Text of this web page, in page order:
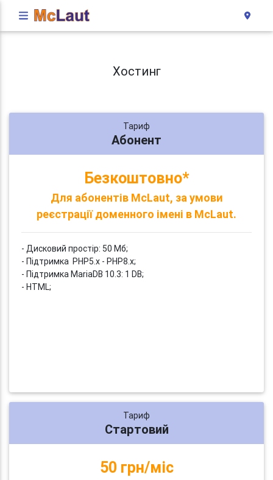
Хостинг
Тариф
Абонент
Безкоштовно*
Для абонентів McLaut, за умови
реєстрації доменного імені в McLaut.
- Дисковий простір: 50 Мб;
- Підтримка PHP5.x - PHP8.x;
- Підтримка MariaDB 10.3: 1 DB;
- HTML;
Тариф
Стартовий
50 грн/міс